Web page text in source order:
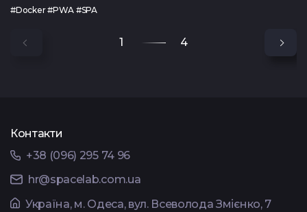
#Docker #PWA #SPA
1 4
Контакти
+38 (096) 295 74 96
hr@spacelab.com.ua
Українa, м. Одеса, вул. Всеволода Змієнко, 7